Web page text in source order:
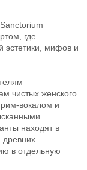
где
эстетики, мифов и
чистых женского
вокалом и
находят в
в отдельную